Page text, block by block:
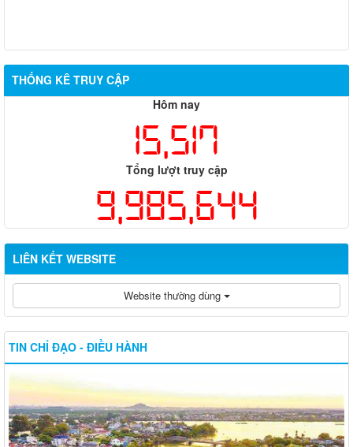
THỐNG KÊ TRUY CẬP
Hôm nay
15,517
Tổng lượt truy cập
9,985,644
LIÊN KẾT WEBSITE
Website thường dùng
TIN CHỈ ĐẠO - ĐIỀU HÀNH